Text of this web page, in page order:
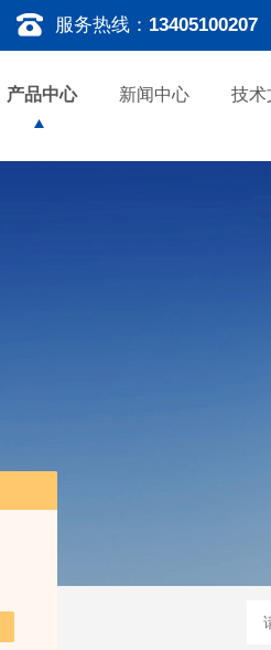
服务热线： 13405100207
产品中心 新闻中心 技术
器 ISD-NI-RX85-G13工业用3D